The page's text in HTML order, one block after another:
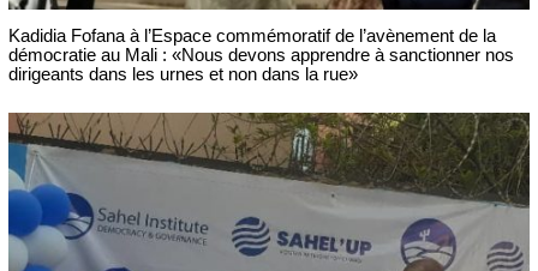
Kadidia Fofana à l’Espace commémoratif de l’avènement de la
démocratie au Mali : «Nous devons apprendre à sanctionner nos
dirigeants dans les urnes et non dans la rue»